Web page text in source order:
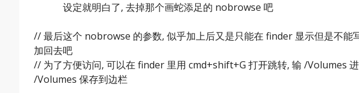
设定就明白了, 去掉那个画蛇添足的 nobrowse 吧
// 最后这个 nobrowse 的参数, 似乎加上后又是只能在 finder 显示但是不能
加回去吧
// 为了方便访问, 可以在 finder 里用 cmd+shift+G 打开跳转, 输 /Volumes
/Volumes 保存到边栏